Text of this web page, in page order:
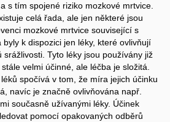
s tím spojené riziko mozkové mrtvice.
celá řada, ale jen některé jsou
mozkové mrtvice související s
k dispozici jen léky, které ovlivňují
Tyto léky jsou používány již
velmi účinné, ale léčba je složitá.
spočívá v tom, že míra jejich účinku
navíc je značně ovlivňována např.
současně užívanými léky. Účinek
pomocí opakovaných odběrů